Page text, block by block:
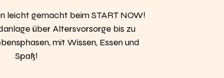
leicht gemacht beim START NOW!
über Altersvorsorge bis zu
mit Wissen, Essen und
Spaß!